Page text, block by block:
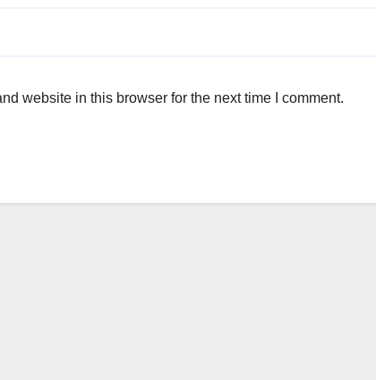
website in this browser for the next time I comment.